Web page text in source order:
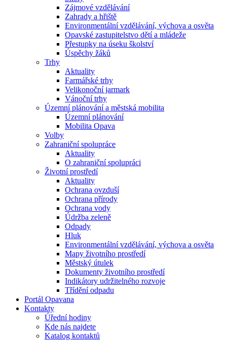
Zájmové vzdělávání
Zahrady a hřiště
Environmentální vzdělávání, výchova a osvěta
Opavské zastupitelstvo dětí a mládeže
Přestupky na úseku školství
Úspěchy žáků
Trhy
Aktuality
Farmářské trhy
Velikonoční jarmark
Vánoční trhy
Územní plánování a městská mobilita
Územní plánování
Mobilita Opava
Volby
Zahraniční spolupráce
Aktuality
O zahraniční spolupráci
Životní prostředí
Aktuality
Ochrana ovzduší
Ochrana přírody
Ochrana vody
Údržba zeleně
Odpady
Hluk
Environmentální vzdělávání, výchova a osvěta
Mapy životního prostředí
Městský útulek
Dokumenty životního prostředí
Indikátory udržitelného rozvoje
Třídění odpadu
Portál Opavana
Kontakty
Úřední hodiny
Kde nás najdete
Katalog kontaktů